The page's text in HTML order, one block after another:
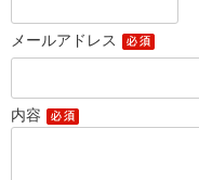
メールアドレス
内容